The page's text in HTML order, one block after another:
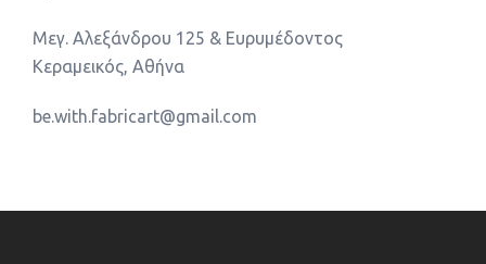
Μεγ. Αλεξάνδρου 125 & Ευρυμέδοντος
Κεραμεικός, Αθήνα
be.with.fabricart@gmail.com